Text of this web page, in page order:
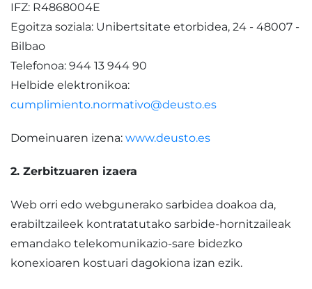
IFZ: R4868004E
Egoitza soziala: Unibertsitate etorbidea, 24 - 48007 -
Bilbao
Telefonoa: 944 13 944 90
Helbide elektronikoa:
cumplimiento.normativo@deusto.es
Domeinuaren izena: www.deusto.es
2. Zerbitzuaren izaera
Web orri edo webgunerako sarbidea doakoa da,
erabiltzaileek kontratatutako sarbide-hornitzaileak
emandako telekomunikazio-sare bidezko
konexioaren kostuari dagokiona izan ezik.